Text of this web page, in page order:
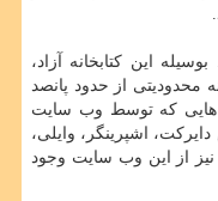
این کتابخانه آزاد،
محدودیتی از حدود پانصد
هایی که توسط وب سایت
اشپرینگر، وایلی،
از این وب سایت وجود